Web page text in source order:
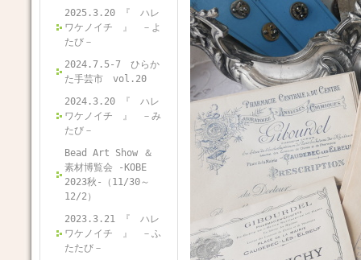
2025.3.20 『 ハレ
ワケノイチ 』 －よ
たび－
2024.7.5-7 ひらか
た手芸市 vol.20
2024.3.20 『 ハレ
ワケノイチ 』 －み
たび－
Bead Art Show ＆
素材博覧会 -KOBE
2023秋-（11/30～
12/2）
2023.3.21 『 ハレ
ワケノイチ 』 －ふ
たたび－